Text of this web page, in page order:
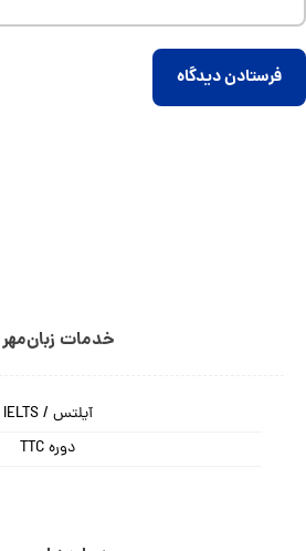
فرستادن دیدگاه
خدمات زبان‌مهر
آیلتس / IELTS
دوره TTC